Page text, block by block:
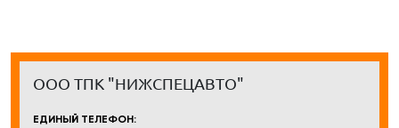
ООО ТПК "НИЖСПЕЦАВТО"
ЕДИНЫЙ ТЕЛЕФОН: